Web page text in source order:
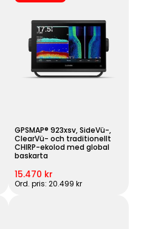
GPSMAP® 923xsv, SideVü-,
ClearVü- och traditionellt
CHIRP-ekolod med global
baskarta
15.470 kr
Ord. pris: 20.499 kr